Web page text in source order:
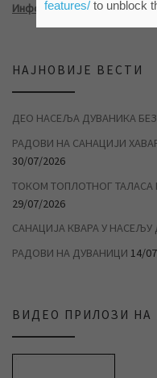
Информатор о раду ЈКП
НАЈНОВИЈЕ ВЕСТИ
ДЕО НАСЕЉА ДУВАНИКА
РАДОВИ НА САНАЦИЈИ
30/07/2026
ТОКОМ ТОПЛОТНОГ
29/07/2026
САНАЦИЈА КВАРА У НАСЕЉУ
РАДОВИ НА ДУВАНИЦИ 14/
ВИДЕО ПРИЛОЗИ НА
features/to unblock